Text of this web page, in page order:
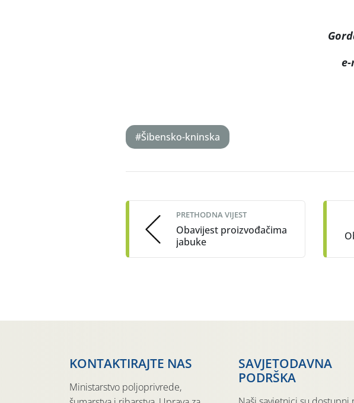
#Šibensko-kninska
navigation
PRETHODNA VIJEST
Obavijest proizvođačima
jabuke
KONTAKTIRAJTE NAS
Ministarstvo poljoprivrede,
SAVJETODAVNA
PODRŠKA